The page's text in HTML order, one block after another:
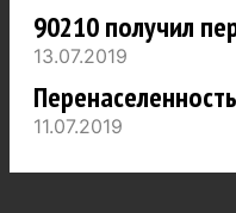
90210 получил
13.07.2019
11.07.2019